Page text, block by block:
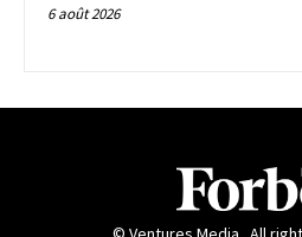
6 août 2026